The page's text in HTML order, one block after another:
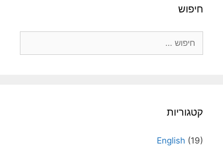
חיפוש
קטגוריות
English (19)